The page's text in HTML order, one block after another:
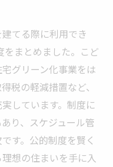
てる際に利用でき
をまとめました。こど
グリーン化事業をは
税の軽減措置など、
しています。制度に
り、スケジュール管
す。公的制度を賢く
想の住まいを手に入